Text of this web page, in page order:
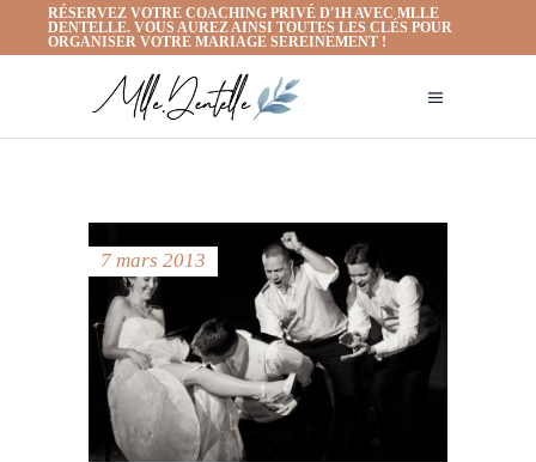
RÉSERVEZ VOTRE COACHING PRIVÉ D'1H AVEC MLLE
DENTELLE. VOUS AUREZ AINSI TOUTES LES CLÉS POUR
ORGANISER VOTRE MARIAGE SEREINEMENT !
7 mars 2013